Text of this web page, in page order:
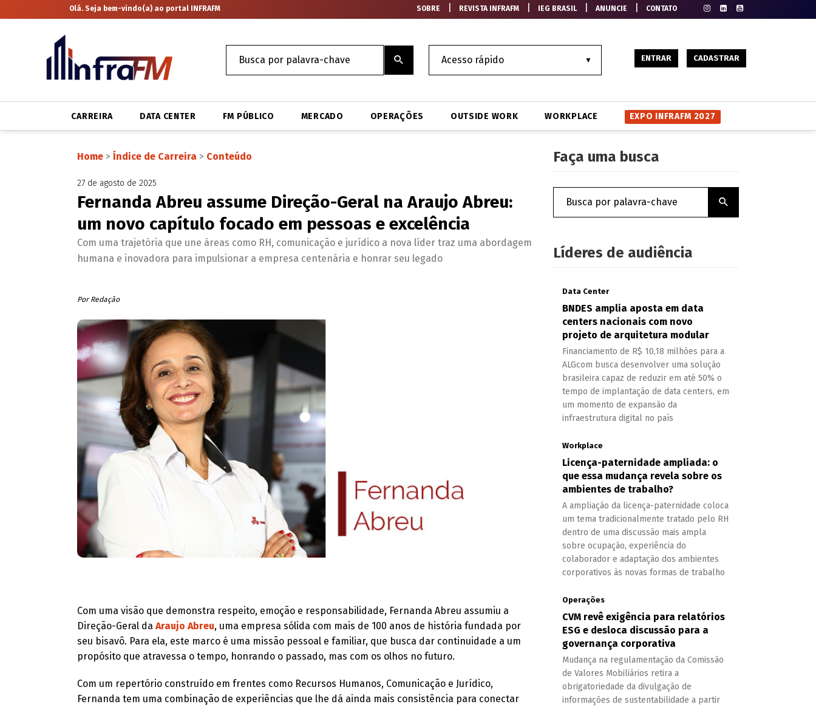
Olá. Seja bem-vindo(a) ao portal INFRAFM SOBRE REVISTA INFRAFM IEG BRASIL|ANUNCIE CONTATO
ENTRAR CADASTRAR
CARREIRA DATA CENTER FM PÚBLICO MERCADO OPERAÇÕES OUTSIDE WORK WORKPLACE EXPO INFRAFM 2027
Home> Índice de Carreira > Conteúdo
27 de agosto de 2025
Fernanda Abreu assume Direção-Geral na Araujo Abreu:
um novo capítulo focado em pessoas e excelência
Com uma trajetória que une áreas como RH, comunicação e jurídico a nova líder traz uma abordagem
humana e inovadora para impulsionar a empresa centenária e honrar seu legado
Por Redação
Com uma visão que demonstra respeito, emoção e responsabilidade, Fernanda Abreu assumiu a
Direção-Geral da Araujo Abreu, uma empresa sólida com mais de 100 anos de história fundada por
seu bisavô. Para ela, este marco é uma missão pessoal e familiar, que busca dar continuidade a um
propósito que atravessa o tempo, honrando o passado, mas com os olhos no futuro.
Com um repertório construído em frentes como Recursos Humanos, Comunicação e Jurídico,
Fernanda tem uma combinação de experiências que lhe dá ainda mais consistência para conectar
Faça uma busca
Líderes de audiência
Data Center
BNDES amplia aposta em data
centers nacionais com novo
projeto de arquitetura modular
Financiamento de R$ 10,18 milhões para a
ALGcom busca desenvolver uma solução
brasileira capaz de reduzir em até 50% o
tempo de implantação de data centers, em
um momento de expansão da
infraestrutura digital no país
Workplace
Licença-paternidade ampliada: o
que essa mudança revela sobre os
ambientes de trabalho?
A ampliação da licença-paternidade coloca
um tema tradicionalmente tratado pelo RH
dentro de uma discussão mais ampla
sobre ocupação, experiência do
colaborador e adaptação dos ambientes
corporativos às novas formas de trabalho
Operações
CVM revê exigência para relatórios
ESG e desloca discussão para a
governança corporativa
Mudança na regulamentação da Comissão
de Valores Mobiliários retira a
obrigatoriedade da divulgação de
informações de sustentabilidade a partir